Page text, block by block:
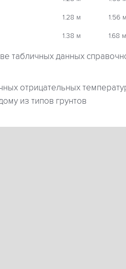
1.28 м 1.56 м
1.38 м 1.68 м
табличных данных
отрицательных
из типов грунтов